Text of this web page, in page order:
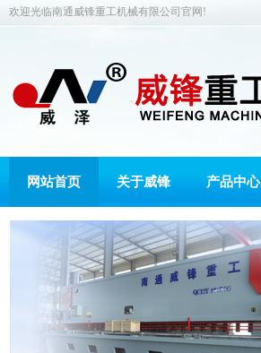
欢迎光临南通威锋重工机械有限公司官网!
网站首页 关于威锋 产品中心